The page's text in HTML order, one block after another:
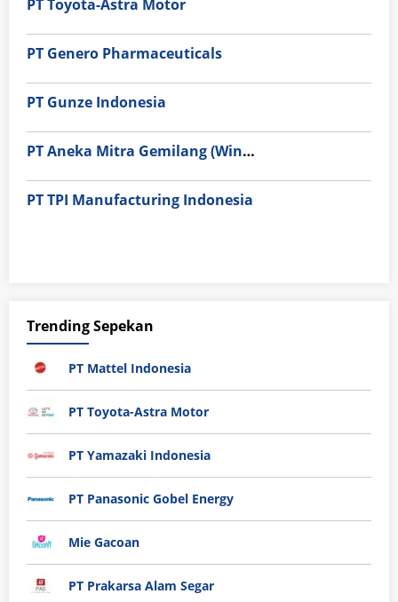
PT Toyota-Astra Motor
PT Genero Pharmaceuticals
PT Gunze Indonesia
PT Aneka Mitra Gemilang (Wings Group)
PT TPI Manufacturing Indonesia
Trending Sepekan
PT Mattel Indonesia
PT Toyota-Astra Motor
PT Yamazaki Indonesia
PT Panasonic Gobel Energy
Mie Gacoan
PT Prakarsa Alam Segar